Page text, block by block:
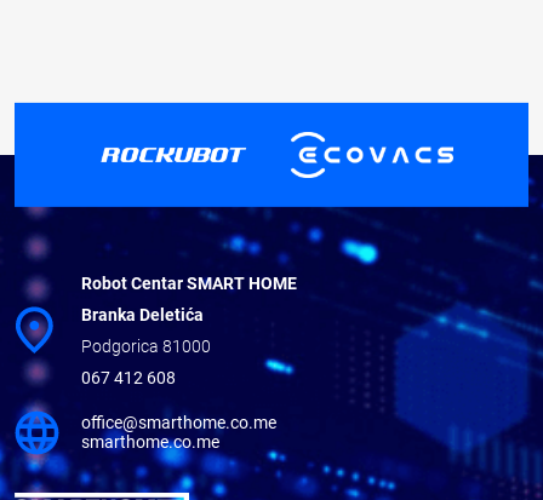
Robot Centar SMART HOME
Branka Deletića
Podgorica 81000
067 412 608
office@smarthome.co.me
smarthome.co.me